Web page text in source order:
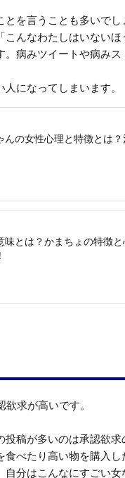
を言うことも多いでし
こんなわたしはいない
病みツイートや病みス
になってしまいます。
んの女性心理と特徴とは
味とは？かまちょの特徴
求が高いです。
稿が多いのは承認欲求
べたり高い物を購入
自分はこんなにすごい